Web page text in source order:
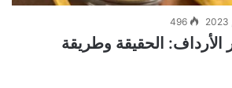
496
الأرداف: الحقيقة وطريقة